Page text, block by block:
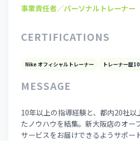
事業責任者／パーソナルトレーナー
CERTIFICATIONS
Nike オフィシャルトレーナー トレーナー歴
MESSAGE
10年以上の指導経験と、都内20社以
たノウハウを結集。新大阪店のオー
サービスをお届けできるようサポー